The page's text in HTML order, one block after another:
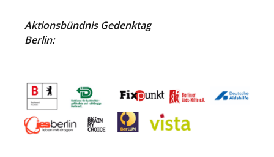
Aktionsbündnis Gedenktag
Berlin: